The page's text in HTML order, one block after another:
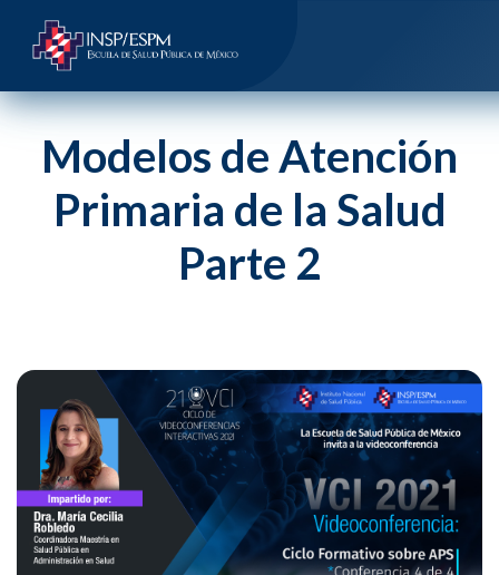
Modelos de Atención
Primaria de la Salud
Parte 2